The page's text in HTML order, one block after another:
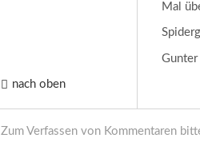
Mal
Gunter
nach oben
Zum Verfassen von Kommentaren